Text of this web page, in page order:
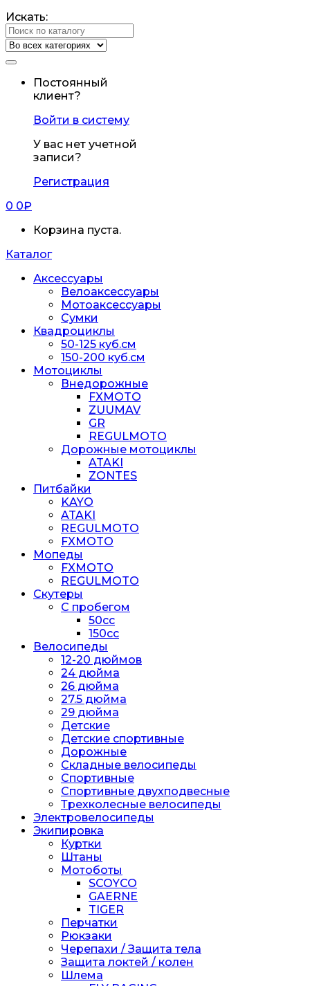
Искать:
Постоянный
клиент?
Войти в систему
У вас нет учетной
записи?
Регистрация
0 0₽
Корзина пуста.
Каталог
Аксессуары
Велоаксессуары
Мотоаксессуары
Сумки
Квадроциклы
50-125 куб.см
150-200 куб.см
Мотоциклы
Внедорожные
FXMOTO
ZUUMAV
GR
REGULMOTO
Дорожные мотоциклы
ATAKI
ZONTES
Питбайки
KAYO
ATAKI
REGULMOTO
FXMOTO
Мопеды
FXMOTO
REGULMOTO
Скутеры
С пробегом
50cc
150cc
Велосипеды
12-20 дюймов
24 дюйма
26 дюйма
27.5 дюйма
29 дюйма
Детские
Детские спортивные
Дорожные
Складные велосипеды
Спортивные
Спортивные двухподвесные
Трехколесные велосипеды
Электровелосипеды
Экипировка
Куртки
Штаны
Мотоботы
SCOYCO
GAERNE
TIGER
Перчатки
Рюкзаки
Черепахи / Защита тела
Защита локтей / колен
Шлема